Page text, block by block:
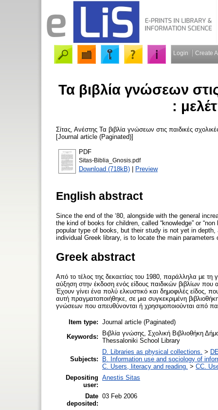
Login Create
Τα βιβλία γνώσεων
:
Σίτας, Ανέστης Τα βιβλία γνώσεων στις παιδικές
[Journal article (Paginated)]
PDF
Sitas-Biblia_Gnosis.pdf
Download (718kB) | Preview
English abstract
Since the end of the ‘80, alongside with the general
the kind of books for children, called “knowledge” or
popular type of books, but their study is not yet in
individual Greek library, is to locate the main parameters
Greek abstract
Από το τέλος της δεκαετίας του 1980, παράλληλα με τη
αύξηση στην έκδοση ενός είδους παιδικών βιβλίων
Έχουν γίνει ένα πολύ ελκυστικό και δημοφιλές είδος,
αυτή πραγματοποιήθηκε, σε μια συγκεκριμένη
γνώσεων που απευθύνονται ή χρησιμοποιούνται από
Item type: Journal article (Paginated)
Keywords:
Βιβλία γνώσης, Σχολική Βιβλιοθήκη
Thessaloniki School Library
Subjects:
D. Libraries as physical collections. >
B. Information use and sociology of
C. Users, literacy and reading. > CC.
Depositing
user:
Anestis Sitas
Date
deposited:
03 Feb 2006